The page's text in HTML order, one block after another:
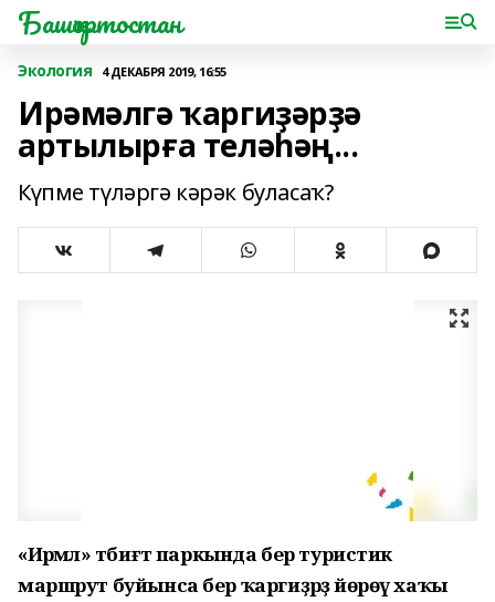
Башҡортостан
Экология 4 ДЕКАБРЯ 2019, 16:55
Ирәмәлгә ҡаргиҙәрҙә
артылырға теләһәң...
Күпме түләргә кәрәк буласаҡ?
«Ирәмәл» тәбиғәт паркында бер туристик
маршрут буйынса бер ҡаргиҙәрҙә йөрөү хаҡы